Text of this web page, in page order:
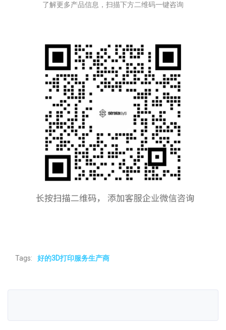
了解更多产品信息，扫描下方二维码一键咨询
Tags: 好的3D打印服务生产商